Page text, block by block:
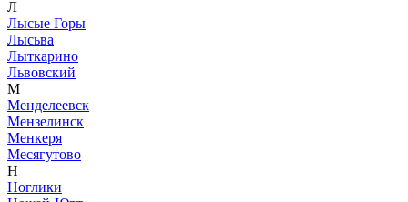
Л
Лысые Горы
Лысьва
Лыткарино
Львовский
М
Менделеевск
Мензелинск
Менкеря
Месягутово
Н
Ноглики